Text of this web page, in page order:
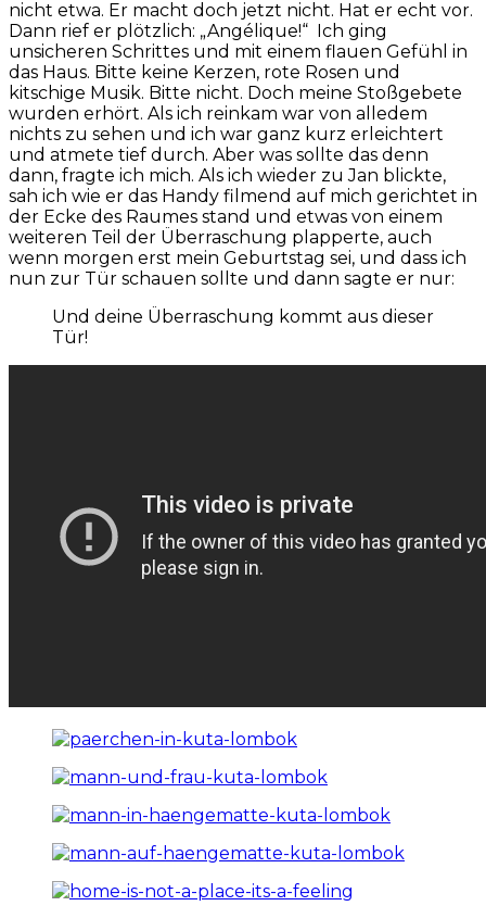
nicht etwa. Er macht doch jetzt nicht. Hat er echt vor.
Dann rief er plötzlich: „Angélique!“ Ich ging
unsicheren Schrittes und mit einem flauen Gefühl in
das Haus. Bitte keine Kerzen, rote Rosen und
kitschige Musik. Bitte nicht. Doch meine Stoßgebete
wurden erhört. Als ich reinkam war von alledem
nichts zu sehen und ich war ganz kurz erleichtert
und atmete tief durch. Aber was sollte das denn
dann, fragte ich mich. Als ich wieder zu Jan blickte,
sah ich wie er das Handy filmend auf mich gerichtet in
der Ecke des Raumes stand und etwas von einem
weiteren Teil der Überraschung plapperte, auch
wenn morgen erst mein Geburtstag sei, und dass ich
nun zur Tür schauen sollte und dann sagte er nur:
Und deine Überraschung kommt aus dieser
Tür!